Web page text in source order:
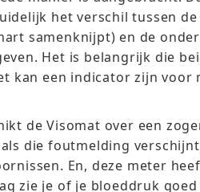
het verschil tussen
samenknijpt) en de
Het is belangrijk die
kan een indicator zijn voor
de Visomat over een
die foutmelding
En, deze meter
zie je of je bloeddruk